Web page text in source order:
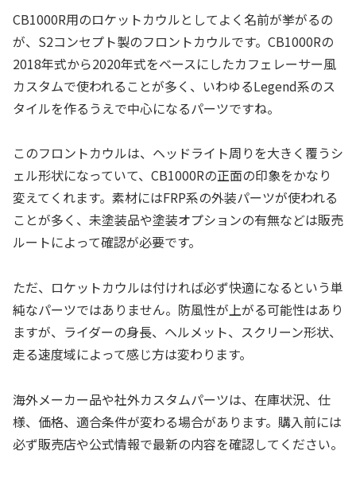
CB1000R用のロケットカウルとしてよく名前が挙がるの
が、S2コンセプト製のフロントカウルです。CB1000Rの
2018年式から2020年式をベースにしたカフェレーサー風
カスタムで使われることが多く、いわゆるLegend系のス
タイルを作るうえで中心になるパーツですね。
このフロントカウルは、ヘッドライト周りを大きく覆うシ
ェル形状になっていて、CB1000Rの正面の印象をかなり
変えてくれます。素材にはFRP系の外装パーツが使われる
ことが多く、未塗装品や塗装オプションの有無などは販売
ルートによって確認が必要です。
ただ、ロケットカウルは付ければ必ず快適になるという単
純なパーツではありません。防風性が上がる可能性はあり
ますが、ライダーの身長、ヘルメット、スクリーン形状、
走る速度域によって感じ方は変わります。
海外メーカー品や社外カスタムパーツは、在庫状況、仕
様、価格、適合条件が変わる場合があります。購入前には
必ず販売店や公式情報で最新の内容を確認してください。